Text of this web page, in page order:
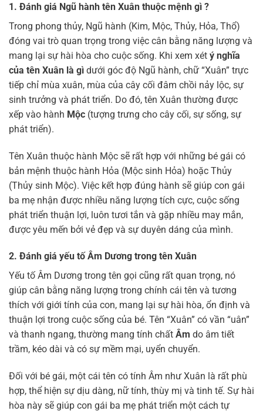
1. Đánh giá Ngũ hành tên Xuân thuộc mệnh gì ?
Trong phong thủy, Ngũ hành (Kim, Mộc, Thủy, Hỏa, Thổ)
đóng vai trò quan trọng trong việc cân bằng năng lượng và
mang lại sự hài hòa cho cuộc sống. Khi xem xét ý nghĩa
của tên Xuân là gì dưới góc độ Ngũ hành, chữ “Xuân” trực
tiếp chỉ mùa xuân, mùa của cây cối đâm chồi nảy lộc, sự
sinh trưởng và phát triển. Do đó, tên Xuân thường được
xếp vào hành Mộc (tượng trưng cho cây cối, sự sống, sự
phát triển).
Tên Xuân thuộc hành Mộc sẽ rất hợp với những bé gái có
bản mệnh thuộc hành Hỏa (Mộc sinh Hỏa) hoặc Thủy
(Thủy sinh Mộc). Việc kết hợp đúng hành sẽ giúp con gái
ba mẹ nhận được nhiều năng lượng tích cực, cuộc sống
phát triển thuận lợi, luôn tươi tắn và gặp nhiều may mắn,
được yêu mến bởi vẻ đẹp và sự duyên dáng của mình.
2. Đánh giá yếu tố Âm Dương trong tên Xuân
Yếu tố Âm Dương trong tên gọi cũng rất quan trọng, nó
giúp cân bằng năng lượng trong chính cái tên và tương
thích với giới tính của con, mang lại sự hài hòa, ổn định và
thuận lợi trong cuộc sống của bé. Tên “Xuân” có vần “uân”
và thanh ngang, thường mang tính chất Âm do âm tiết
trầm, kéo dài và có sự mềm mại, uyển chuyển.
Đối với bé gái, một cái tên có tính Âm như Xuân là rất phù
hợp, thể hiện sự dịu dàng, nữ tính, thùy mị và tinh tế. Sự hài
hòa này sẽ giúp con gái ba mẹ phát triển một cách tự